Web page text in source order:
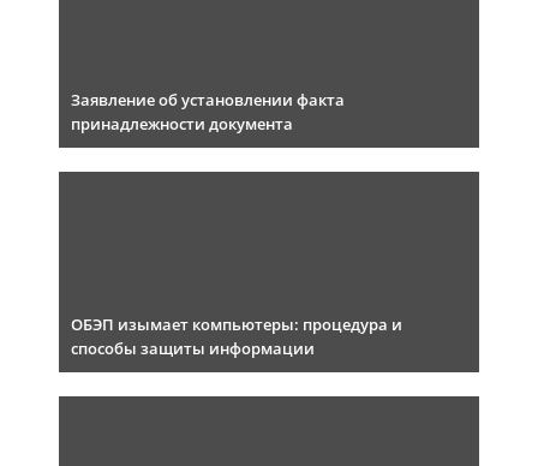
Заявление об установлении факта
принадлежности документа
ОБЭП изымает компьютеры: процедура и
способы защиты информации